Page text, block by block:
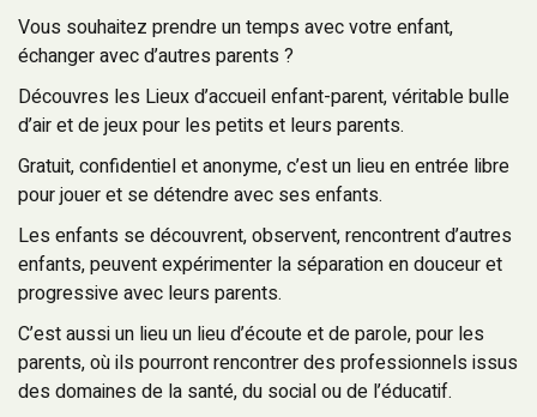
Vous souhaitez prendre un temps avec votre enfant,
échanger avec d’autres parents ?
Découvres les Lieux d’accueil enfant-parent, véritable bulle
d’air et de jeux pour les petits et leurs parents.
Gratuit, confidentiel et anonyme, c’est un lieu en entrée libre
pour jouer et se détendre avec ses enfants.
Les enfants se découvrent, observent, rencontrent d’autres
enfants, peuvent expérimenter la séparation en douceur et
progressive avec leurs parents.
C’est aussi un lieu un lieu d’écoute et de parole, pour les
parents, où ils pourront rencontrer des professionnels issus
des domaines de la santé, du social ou de l’éducatif.